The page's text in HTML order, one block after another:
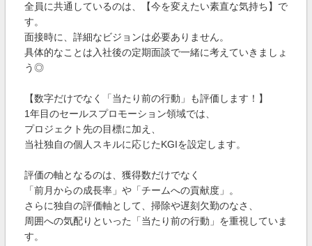
全員に共通しているのは、【今を変えたい素直な気持ち】で
す。
面接時に、詳細なビジョンは必要ありません。
具体的なことは入社後の定期面談で一緒に考えていきましょ
う◎
【数字だけでなく「当たり前の行動」も評価します！】
1年目のセールスプロモーション領域では、
プロジェクト先の目標に加え、
当社独自の個人スキルに応じたKGIを設定します。
評価の軸となるのは、獲得数だけでなく
「前月からの成長率」や「チームへの貢献度」。
さらに独自の評価軸として、掃除や遅刻欠勤のなさ、
周囲への気配りといった「当たり前の行動」を重視していま
す。